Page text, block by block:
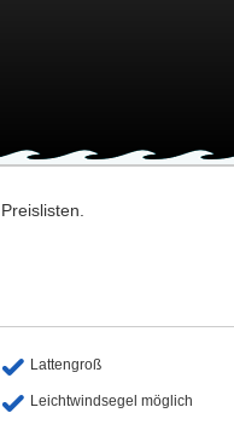
Lattengroß
Leichtwindsegel möglich